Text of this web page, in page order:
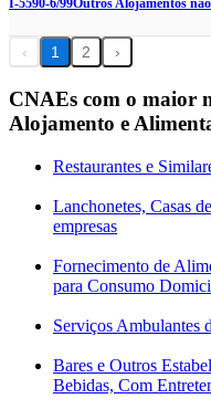
I-5590-6/99Outros Alojamentos
‹ 1 2 ›
CNAEs com o maior
Alojamento e
Restaurantes e
Lanchonetes, Casas
empresas
Fornecimento de
para Consumo
Serviços Ambulantes
Bares e Outros
Bebidas, Com